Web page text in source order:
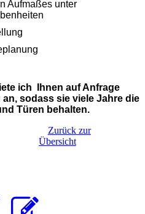
Aufmaßes unter
ich Ihnen auf Anfrage
sodass sie viele Jahre die
Türen behalten.
Zurück zur
Übersicht